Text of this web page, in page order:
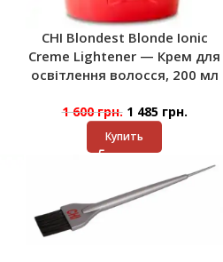
CHI Blondest Blonde Ionic
Creme Lightener — Крем для
освітлення волосся, 200 мл
1 600грн. 1 485 грн.
Купить